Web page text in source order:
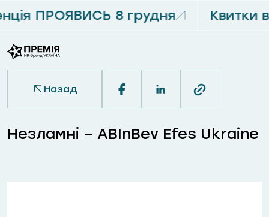
ПРОЯВИСЬ 8 грудня Квитки
Назад
Незламні – ABInBev Efes Ukraine